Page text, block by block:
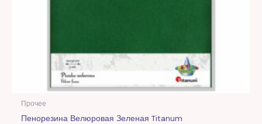
Прочее
Пенорезина Велюровая Зеленая Titanum